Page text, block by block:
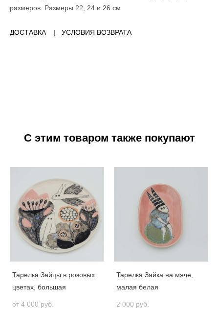
размеров. Размеры 22, 24 и 26 см
ДОСТАВКА | УСЛОВИЯ ВОЗВРАТА
С этим товаром также покупают
Тарелка Зайцы в розовых
цветах, большая
от 4 000 pуб.
Тарелка Зайка на мяче,
малая белая
2 000 pуб.